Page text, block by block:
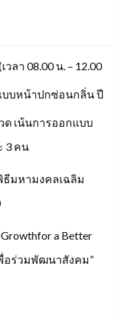
เวลา 08.00 น. – 12.00
บบหน้าปกซ่อนกลิ่น ปี
เน้นการออกแบบ
3 คน
ธีมหามงคลเฉลิม
a Better
พื่อร่วมพัฒนาสังคม”